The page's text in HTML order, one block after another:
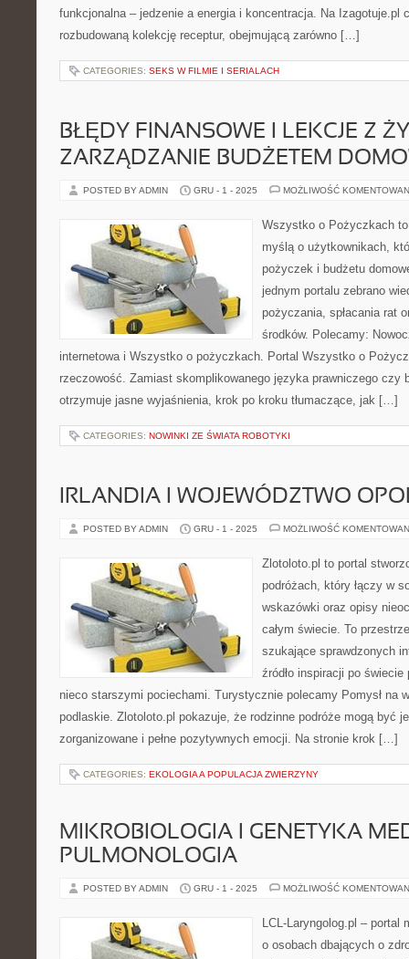
funkcjonalna – jedzenie a energia i koncentracja. Na Izagotuje.pl
rozbudowaną kolekcję receptur, obejmującą zarówno […]
CATEGORIES: SEKS W FILMIE I SERIALACH
BŁĘDY FINANSOWE I LEKCJE Z
ZARZĄDZANIE BUDŻETEM
POSTED BY ADMIN GRU - 1 - 2025 MOŻLIWOŚĆ
Wszystko o Pożyczkach
myślą o użytkownikach,
pożyczek i budżetu
jednym portalu zebrano
pożyczania, spłacania rat
środków. Polecamy:
internetowa i Wszystko o pożyczkach. Portal Wszystko o
rzeczowość. Zamiast skomplikowanego języka prawniczego czy
otrzymuje jasne wyjaśnienia, krok po kroku tłumaczące, jak […]
CATEGORIES: NOWINKI ZE ŚWIATA ROBOTYKI
IRLANDIA I WOJEWÓDZTWO
POSTED BY ADMIN GRU - 1 - 2025 MOŻLIWOŚĆ
Zlotoloto.pl to portal
podróżach, który łączy w
wskazówki oraz opisy
całym świecie. To
szukające sprawdzonych
źródło inspiracji po
nieco starszymi pociechami. Turystycznie polecamy Pomysł na
podlaskie. Zlotoloto.pl pokazuje, że rodzinne podróże mogą być
zorganizowane i pełne pozytywnych emocji. Na stronie krok […]
CATEGORIES: EKOLOGIA A POPULACJA ZWIERZYNY
MIKROBIOLOGIA I GENETYKA
PULMONOLOGIA
POSTED BY ADMIN GRU - 1 - 2025 MOŻLIWOŚĆ
LCL-Laryngolog.pl –
o osobach dbających o